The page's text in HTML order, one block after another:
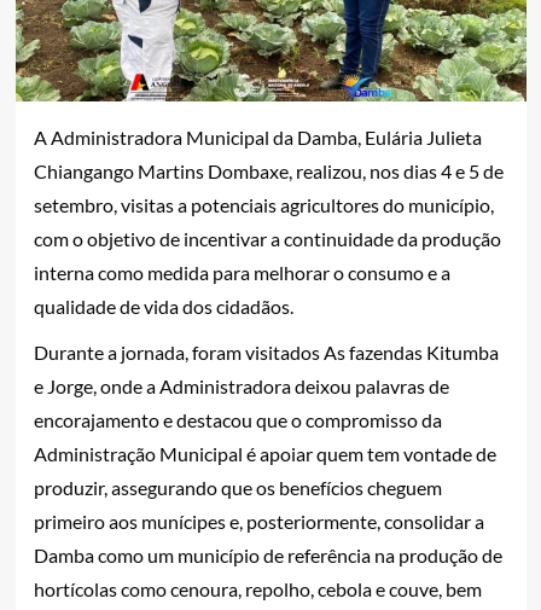
A Administradora Municipal da Damba, Eulária Julieta
Chiangango Martins Dombaxe, realizou, nos dias 4 e 5 de
setembro, visitas a potenciais agricultores do município,
com o objetivo de incentivar a continuidade da produção
interna como medida para melhorar o consumo e a
qualidade de vida dos cidadãos.
Durante a jornada, foram visitados As fazendas Kitumba
e Jorge, onde a Administradora deixou palavras de
encorajamento e destacou que o compromisso da
Administração Municipal é apoiar quem tem vontade de
produzir, assegurando que os benefícios cheguem
primeiro aos munícipes e, posteriormente, consolidar a
Damba como um município de referência na produção de
hortícolas como cenoura, repolho, cebola e couve, bem